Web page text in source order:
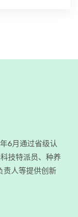
6月通过省级认
技特派员、种养
责人等提供创新